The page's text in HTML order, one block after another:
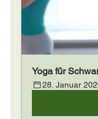
Yoga für
28. Januar